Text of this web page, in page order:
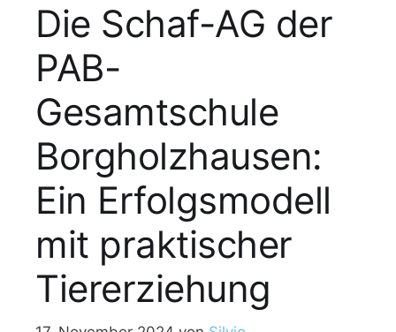
Die Schaf-AG der
PAB-
Gesamtschule
Borgholzhausen:
Ein Erfolgsmodell
mit praktischer
Tiererziehung